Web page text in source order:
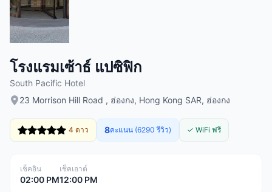
โรงแรมเซ้าธ์ แปซิฟิก
South Pacific Hotel
23 Morrison Hill Road , ฮ่องกง, Hong Kong SAR, ฮ่องกง
4 ดาว 8คะแนน (6290 รีวิว) ✓ WiFi ฟรี
เช็คอิน
02:00 PM
เช็คเอาต์
12:00 PM